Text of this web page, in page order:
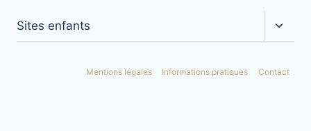
Sites enfants
le
enfant
Mentions légales Informations pratiques Contact